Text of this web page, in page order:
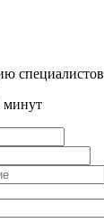
специалистов
минут